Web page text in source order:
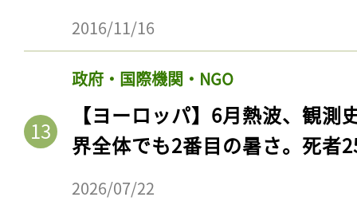
2016/11/16
政府・国際機関・NGO
【ヨーロッパ】6月熱波、観
界全体でも2番目の暑さ。死者
2026/07/22